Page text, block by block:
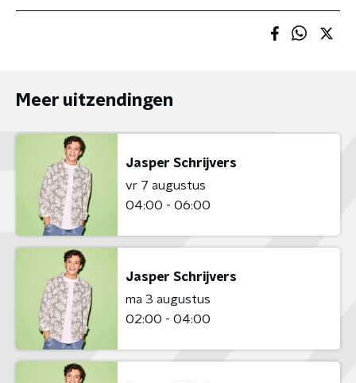
Meer uitzendingen
Jasper Schrijvers
vr 7 augustus
04:00 - 06:00
Jasper Schrijvers
ma 3 augustus
02:00 - 04:00